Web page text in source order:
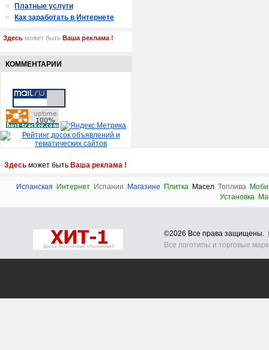
Платные услуги
Как заработать в Интернете
Здесь может быть Ваша реклама !
КОММЕНТАРИИ
Здесь может быть Ваша реклама !
Испанская Интернет Испании Магазине Плитка Масел Топлива
Установка
©2026 Все права защищены.
Все логотипы и торговые